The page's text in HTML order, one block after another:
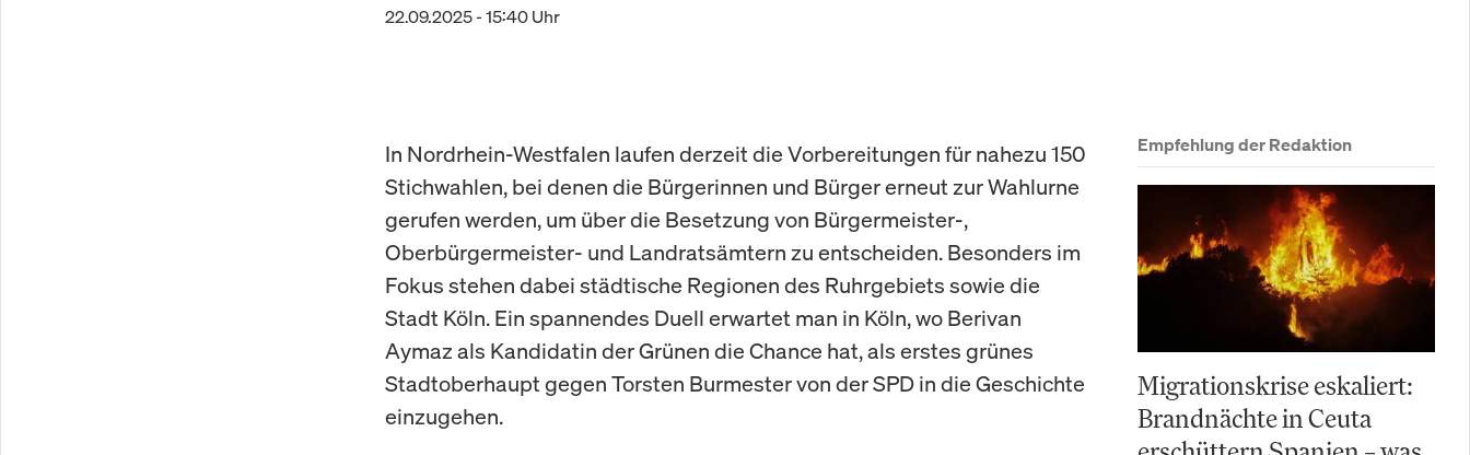
22.09.2025 - 15:40 Uhr
In Nordrhein-Westfalen laufen derzeit die Vorbereitungen für nahezu 150
Stichwahlen, bei denen die Bürgerinnen und Bürger erneut zur Wahlurne
gerufen werden, um über die Besetzung von Bürgermeister-,
Oberbürgermeister- und Landratsämtern zu entscheiden. Besonders im
Fokus stehen dabei städtische Regionen des Ruhrgebiets sowie die
Stadt Köln. Ein spannendes Duell erwartet man in Köln, wo Berivan
Aymaz als Kandidatin der Grünen die Chance hat, als erstes grünes
Stadtoberhaupt gegen Torsten Burmester von der SPD in die Geschichte
einzugehen.
Empfehlung der Redaktion
Migrationskrise eskaliert:
Brandnächte in Ceuta